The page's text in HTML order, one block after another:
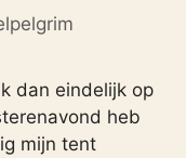
dan eindelijk op
heb
mijn tent